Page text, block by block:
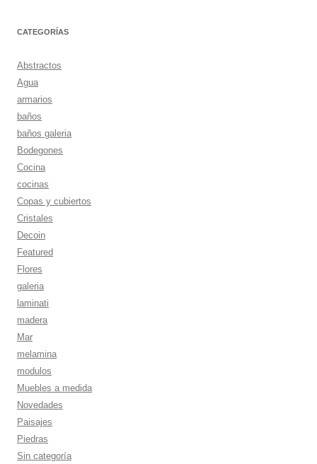
CATEGORÍAS
Abstractos
Agua
armarios
baños
baños galeria
Bodegones
Cocina
cocinas
Copas y cubiertos
Cristales
Decoin
Featured
Flores
galeria
laminati
madera
Mar
melamina
modulos
Muebles a medida
Novedades
Paisajes
Piedras
Sin categoría